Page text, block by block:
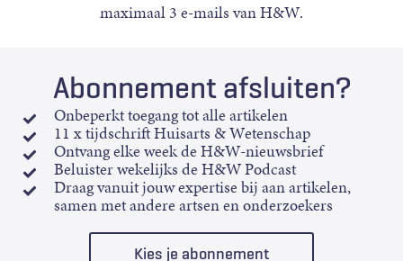
maximaal 3 e-mails van H&W.
Abonnement afsluiten?
Onbeperkt toegang tot alle artikelen
11 x tijdschrift Huisarts & Wetenschap
Ontvang elke week de H&W-nieuwsbrief
Beluister wekelijks de H&W Podcast
Draag vanuit jouw expertise bij aan artikelen,
samen met andere artsen en onderzoekers
Kies je abonnement